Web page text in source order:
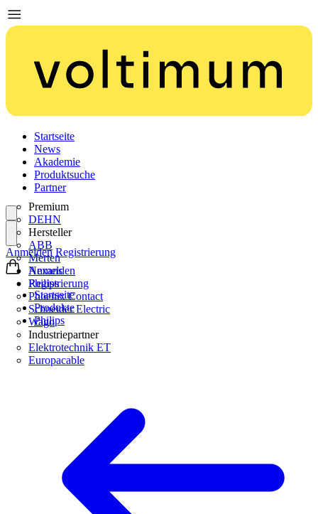
Startseite
News
Akademie
Produktsuche
Partner
Premium
DEHN
Hersteller
ABB
Merten
Nexans
Philips
Phoenix Contact
Schneider Electric
Wago
Industriepartner
Elektrotechnik ET
Europacable
Anmelden
Registrierung
Anmelden Registrierung
Startseite
Produkte
Philips